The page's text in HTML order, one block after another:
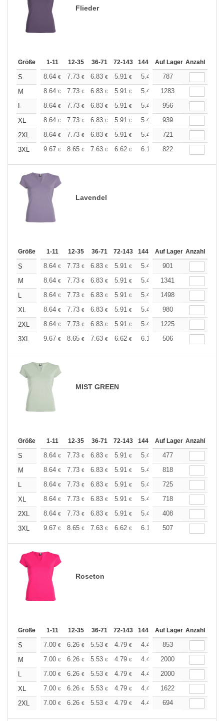
Flieder
Größe 1-11 12-35 36-71 72-143 144-287 288 + Mehr
Auf Lager Anzahl
S 8.64 € 7.73 € 6.83 € 5.91 € 5.46 5.23
787
M
8.64 € 7.73 € 6.83 € 5.91 € 5.46 5.23
1283
L
8.64 € 7.73 € 6.83 € 5.91 € 5.46 5.23
956
XL
8.64 € 7.73 € 6.83 € 5.91 € 5.46 5.23
939
2XL
8.64 € 7.73 € 6.83 € 5.91 € 5.46 5.23
721
3XL
9.67 € 8.65 € 7.63 € 6.62 € 6.10 5.85
822
Lavendel
Größe 1-11 12-35 36-71 72-143 144-287 288 + Mehr
Auf Lager Anzahl
S 8.64 € 7.73 € 6.83 € 5.91 € 5.46 5.23
901
M
8.64 € 7.73 € 6.83 € 5.91 € 5.46 5.23
1341
L
8.64 € 7.73 € 6.83 € 5.91 € 5.46 5.23
1498
XL
8.64 € 7.73 € 6.83 € 5.91 € 5.46 5.23
980
2XL
8.64 € 7.73 € 6.83 € 5.91 € 5.46 5.23
1225
3XL
9.67 € 8.65 € 7.63 € 6.62 € 6.10 5.85
506
MIST GREEN
Größe 1-11 12-35 36-71 72-143 144-287 288 + Mehr
Auf Lager Anzahl
S 8.64 € 7.73 € 6.83 € 5.91 € 5.46 5.23
477
M
8.64 € 7.73 € 6.83 € 5.91 € 5.46 5.23
818
L
8.64 € 7.73 € 6.83 € 5.91 € 5.46 5.23
725
XL
8.64 € 7.73 € 6.83 € 5.91 € 5.46 5.23
718
2XL
8.64 € 7.73 € 6.83 € 5.91 € 5.46 5.23
408
3XL
9.67 € 8.65 € 7.63 € 6.62 € 6.10 5.85
507
Roseton
Größe 1-11 12-35 36-71 72-143 144-287 288 + Mehr
Auf Lager Anzahl
S 7.00 € 6.26 € 5.53 € 4.79 € 4.42 4.24
853
M
7.00 € 6.26 € 5.53 € 4.79 € 4.42 4.24
2000
L
7.00 € 6.26 € 5.53 € 4.79 € 4.42 4.24
2000
XL
7.00 € 6.26 € 5.53 € 4.79 € 4.42 4.24
1622
2XL
7.00 € 6.26 € 5.53 € 4.79 € 4.42 4.24
694